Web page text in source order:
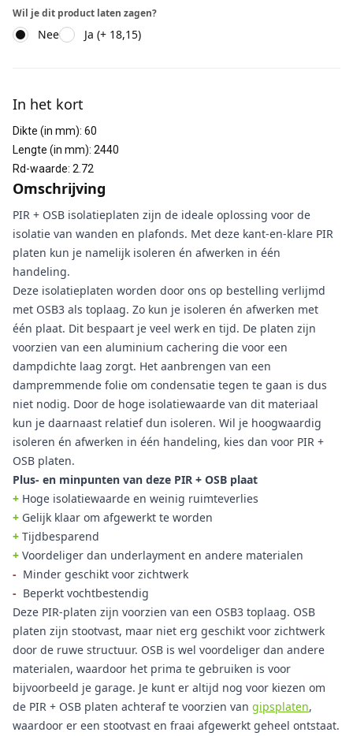
Wil je dit product laten zagen?
Nee Ja (+ 18,15)
In het kort
Dikte (in mm): 60
Lengte (in mm): 2440
Rd-waarde: 2.72
Omschrijving
PIR + OSB isolatieplaten zijn de ideale oplossing voor de
isolatie van wanden en plafonds. Met deze kant-en-klare PIR
platen kun je namelijk isoleren én afwerken in één
handeling.
Deze isolatieplaten worden door ons op bestelling verlijmd
met OSB3 als toplaag. Zo kun je isoleren én afwerken met
één plaat. Dit bespaart je veel werk en tijd. De platen zijn
voorzien van een aluminium cachering die voor een
dampdichte laag zorgt. Het aanbrengen van een
dampremmende folie om condensatie tegen te gaan is dus
niet nodig. Door de hoge isolatiewaarde van dit materiaal
kun je daarnaast relatief dun isoleren. Wil je hoogwaardig
isoleren én afwerken in één handeling, kies dan voor PIR +
OSB platen.
Plus- en minpunten van deze PIR + OSB plaat
+ Hoge isolatiewaarde en weinig ruimteverlies
+ Gelijk klaar om afgewerkt te worden
+ Tijdbesparend
+ Voordeliger dan underlayment en andere materialen
- Minder geschikt voor zichtwerk
- Beperkt vochtbestendig
Deze PIR-platen zijn voorzien van een OSB3 toplaag. OSB
platen zijn stootvast, maar niet erg geschikt voor zichtwerk
door de ruwe structuur. OSB is wel voordeliger dan andere
materialen, waardoor het prima te gebruiken is voor
bijvoorbeeld je garage. Je kunt er altijd nog voor kiezen om
de PIR + OSB platen achteraf te voorzien van gipsplaten,
waardoor er een stootvast en fraai afgewerkt geheel ontstaat.